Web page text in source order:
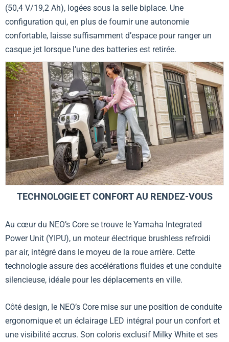
(50,4 V/19,2 Ah), logées sous la selle biplace. Une
configuration qui, en plus de fournir une autonomie
confortable, laisse suffisamment d’espace pour ranger un
casque jet lorsque l’une des batteries est retirée.
TECHNOLOGIE ET CONFORT AU RENDEZ-VOUS
Au cœur du NEO’s Core se trouve le Yamaha Integrated
Power Unit (YIPU), un moteur électrique brushless refroidi
par air, intégré dans le moyeu de la roue arrière. Cette
technologie assure des accélérations fluides et une conduite
silencieuse, idéale pour les déplacements en ville.
Côté design, le NEO’s Core mise sur une position de conduite
ergonomique et un éclairage LED intégral pour un confort et
une visibilité accrus. Son coloris exclusif Milky White et ses